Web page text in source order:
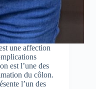
une affection
est l’une des
du côlon.
l’un des